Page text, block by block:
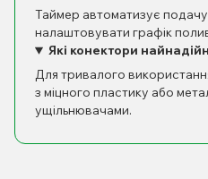
Таймер автоматизує
налаштовувати графік
Які конектори
Для тривалого
з міцного пластику або
ущільнювачами.